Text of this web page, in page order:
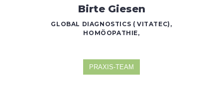
Birte Giesen
GLOBAL DIAGNOSTICS ( VITATEC),
HOMÖOPATHIE,
PRAXIS-TEAM